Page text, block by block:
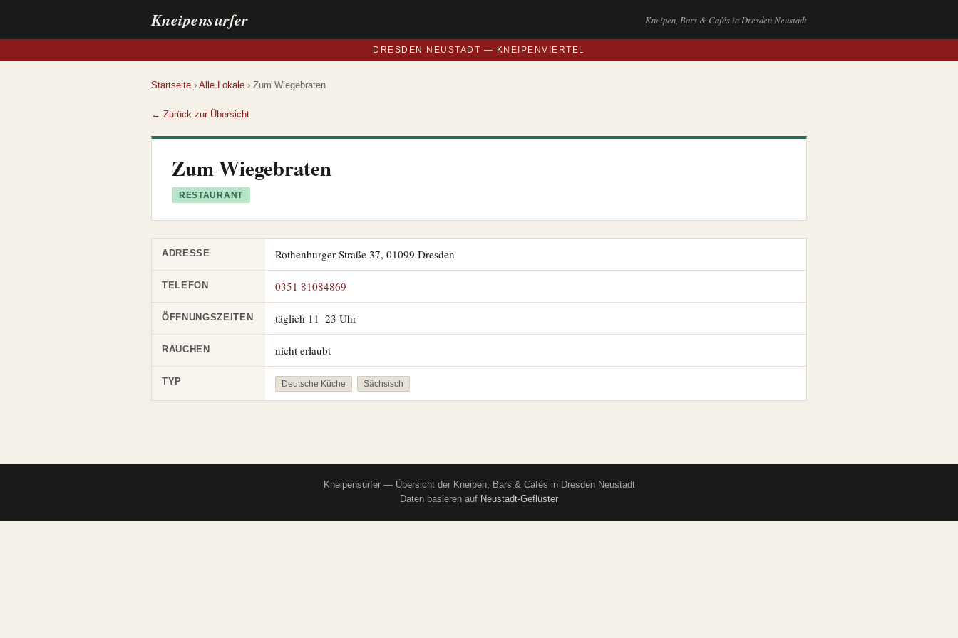
Kneipensurfer Kneipen, Bars & Cafés in Dresden Neustadt
DRESDEN NEUSTADT — KNEIPENVIERTEL
Startseite › Alle Lokale › Zum Wiegebraten
← Zurück zur Übersicht
Zum Wiegebraten
RESTAURANT
ADRESSE Rothenburger Straße 37, 01099 Dresden
TELEFON 0351 81084869
ÖFFNUNGSZEITEN täglich 11–23 Uhr
RAUCHEN nicht erlaubt
TYP Deutsche Küche Sächsisch
Kneipensurfer — Übersicht der Kneipen, Bars & Cafés in Dresden Neustadt
Daten basieren auf Neustadt-Geflüster